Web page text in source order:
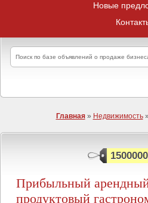
Новые
Главная» Недвижимость»
Прибыльный
продуктовый